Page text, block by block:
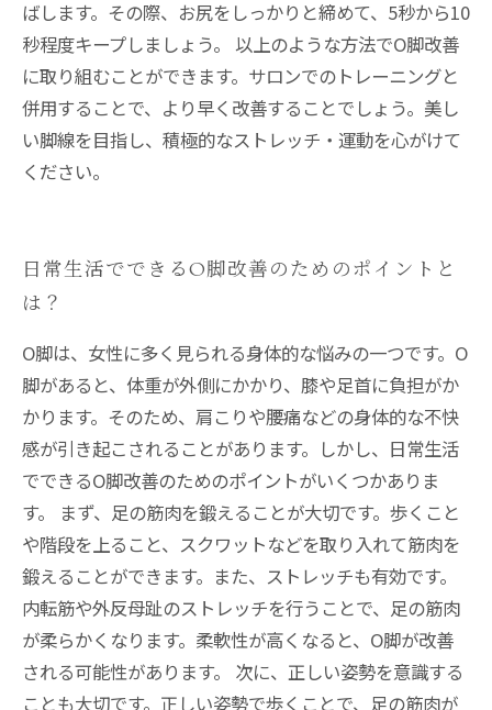
ばします。その際、お尻をしっかりと締めて、5秒から10
秒程度キープしましょう。 以上のような方法でO脚改善
に取り組むことができます。サロンでのトレーニングと
併用することで、より早く改善することでしょう。美し
い脚線を目指し、積極的なストレッチ・運動を心がけて
ください。
日常生活でできるO脚改善のためのポイントと
は？
O脚は、女性に多く見られる身体的な悩みの一つです。O
脚があると、体重が外側にかかり、膝や足首に負担がか
かります。そのため、肩こりや腰痛などの身体的な不快
感が引き起こされることがあります。しかし、日常生活
でできるO脚改善のためのポイントがいくつかありま
す。 まず、足の筋肉を鍛えることが大切です。歩くこと
や階段を上ること、スクワットなどを取り入れて筋肉を
鍛えることができます。また、ストレッチも有効です。
内転筋や外反母趾のストレッチを行うことで、足の筋肉
が柔らかくなります。柔軟性が高くなると、O脚が改善
される可能性があります。 次に、正しい姿勢を意識する
ことも大切です。正しい姿勢で歩くことで、足の筋肉が